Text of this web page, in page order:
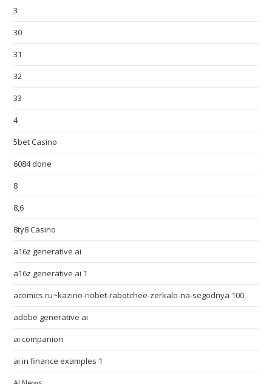
3
30
31
32
33
4
5bet Casino
6084 done
8
8,6
8ty8 Casino
a16z generative ai
a16z generative ai 1
acomics.ru~kazino-riobet-rabotchee-zerkalo-na-segodnya 100
adobe generative ai
ai companion
ai in finance examples 1